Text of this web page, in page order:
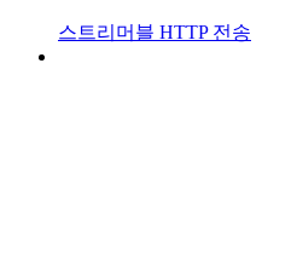
스트리머블 HTTP 전송